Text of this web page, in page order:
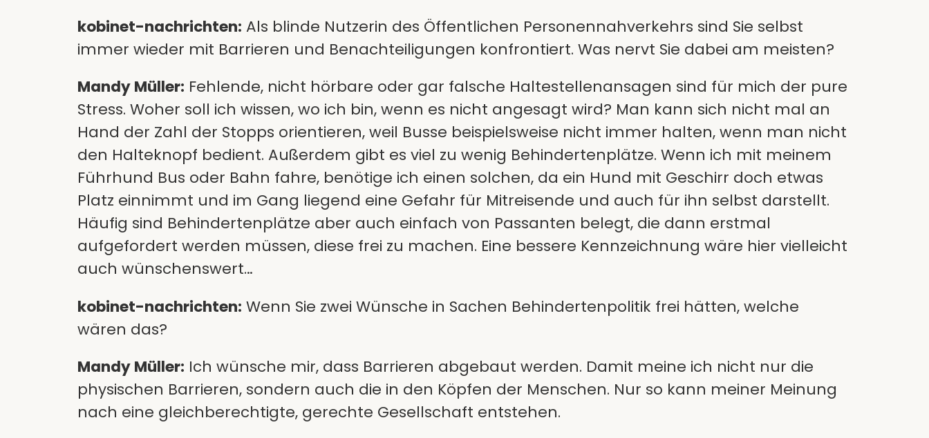
kobinet-nachrichten: Als blinde Nutzerin des Öffentlichen Personennahverkehrs sind Sie selbst
immer wieder mit Barrieren und Benachteiligungen konfrontiert. Was nervt Sie dabei am meisten?
Mandy Müller: Fehlende, nicht hörbare oder gar falsche Haltestellenansagen sind für mich der pure
Stress. Woher soll ich wissen, wo ich bin, wenn es nicht angesagt wird? Man kann sich nicht mal an
Hand der Zahl der Stopps orientieren, weil Busse beispielsweise nicht immer halten, wenn man nicht
den Halteknopf bedient. Außerdem gibt es viel zu wenig Behindertenplätze. Wenn ich mit meinem
Führhund Bus oder Bahn fahre, benötige ich einen solchen, da ein Hund mit Geschirr doch etwas
Platz einnimmt und im Gang liegend eine Gefahr für Mitreisende und auch für ihn selbst darstellt.
Häufig sind Behindertenplätze aber auch einfach von Passanten belegt, die dann erstmal
aufgefordert werden müssen, diese frei zu machen. Eine bessere Kennzeichnung wäre hier vielleicht
auch wünschenswert…
kobinet-nachrichten: Wenn Sie zwei Wünsche in Sachen Behindertenpolitik frei hätten, welche
wären das?
Mandy Müller: Ich wünsche mir, dass Barrieren abgebaut werden. Damit meine ich nicht nur die
physischen Barrieren, sondern auch die in den Köpfen der Menschen. Nur so kann meiner Meinung
nach eine gleichberechtigte, gerechte Gesellschaft entstehen.